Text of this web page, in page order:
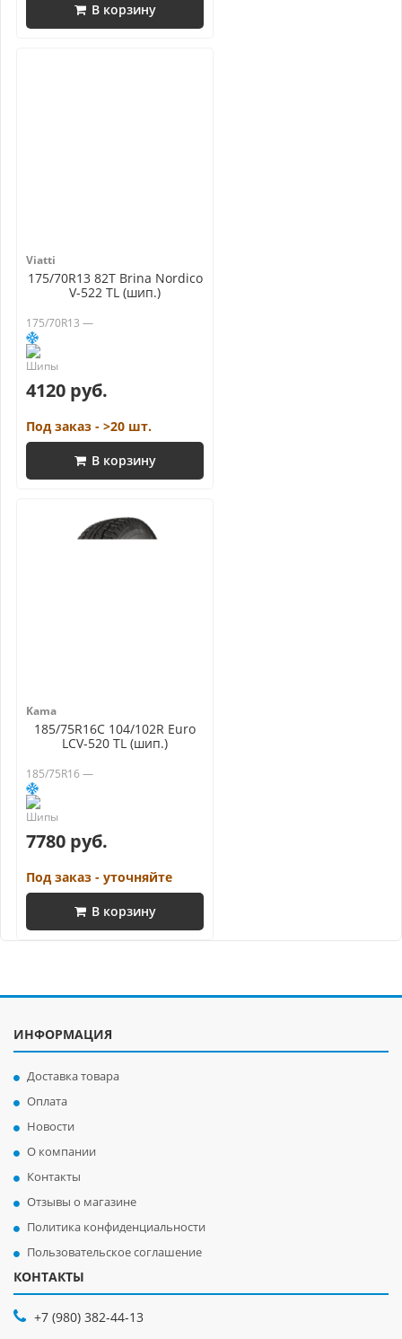
В корзину
Viatti
175/70R13 82T Brina Nordico
V-522 TL (шип.)
175/70R13 —
4120 руб.
Под заказ - >20 шт.
В корзину
Kama
185/75R16C 104/102R Euro
LCV-520 TL (шип.)
185/75R16 —
7780 руб.
Под заказ - уточняйте
В корзину
ИНФОРМАЦИЯ
Доставка товара
Оплата
Новости
О компании
Контакты
Отзывы о магазине
Политика конфиденциальности
Пользовательское соглашение
КОНТАКТЫ
+7 (980) 382-44-13